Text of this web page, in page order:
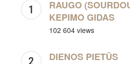
RAUGO
KEPIMO GIDAS
102 604 views
DIENOS PIETŪS